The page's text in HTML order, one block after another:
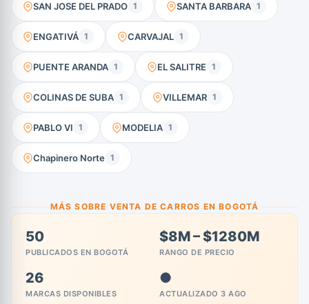
SAN JOSE DEL PRADO 1 SANTA BARBARA 1
ENGATIVÁ 1 CARVAJAL 1
PUENTE ARANDA 1 EL SALITRE 1
COLINAS DE SUBA 1 VILLEMAR 1
PABLO VI 1 MODELIA 1
Chapinero Norte 1
MÁS SOBRE VENTA DE CARROS EN BOGOTÁ
50
PUBLICADOS EN BOGOTÁ
$8M – $1280M
RANGO DE PRECIO
26
MARCAS DISPONIBLES
●
ACTUALIZADO 3 AGO